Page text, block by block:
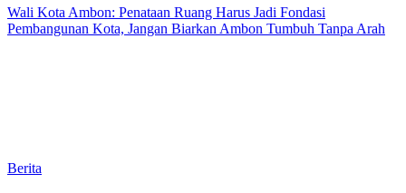
Wali Kota Ambon: Penataan Ruang Harus Jadi Fondasi
Pembangunan Kota, Jangan Biarkan Ambon Tumbuh Tanpa Arah
Berita